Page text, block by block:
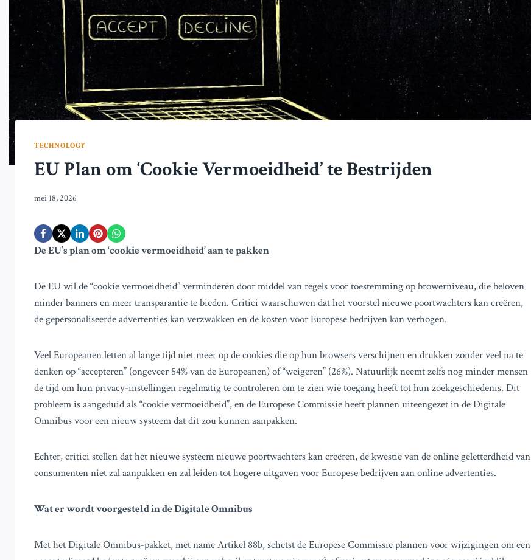
TECHNOLOGY
EU Plan om ‘Cookie Vermoeidheid’ te Bestrijden
mei 18, 2026
De EU’s plan om ‘cookie vermoeidheid’ aan te pakken
De EU wil de “cookie vermoeidheid” verminderen door middel van regels voor toestemming op browerniveau, die beloven
minder banners en meer transparantie te bieden. Critici waarschuwen dat het voorstel nieuwe poortwachters kan creëren,
de gepersonaliseerde advertenties kan verzwakken en de kosten voor Europese bedrijven kan verhogen.
Veel Europeanen letten al lange tijd niet meer op de cookies die op hun browsers verschijnen en drukken zonder veel na te
denken op “accepteren” (ongeveer 54% van de Europeanen) of “weigeren” (26%). Natuurlijk neemt zelfs nog minder mensen
de tijd om hun privacy-instellingen regelmatig te controleren om te zien wie toegang heeft tot hun zoekgeschiedenis. Dit
probleem is aangeduid als “cookie vermoeidheid”, en de Europese Commissie heeft plannen uiteengezet in de Digitale
Omnibus voor een nieuw systeem dat dit zou kunnen aanpakken.
Echter, critici stellen dat het nieuwe systeem nieuwe poortwachters kan creëren, de kwestie van de online geletterdheid van
consumenten niet zal aanpakken en zal leiden tot hogere uitgaven voor Europese bedrijven aan online advertenties.
Wat er wordt voorgesteld in de Digitale Omnibus
Met het Digitale Omnibus-pakket, met name Artikel 88b, schetst de Europese Commissie plannen voor wijzigingen om een